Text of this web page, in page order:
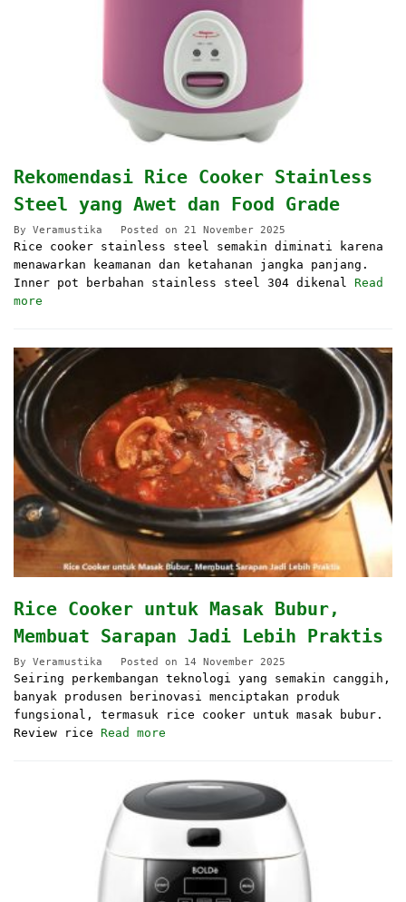
Rekomendasi Rice Cooker Stainless
Steel yang Awet dan Food Grade
By Veramustika Posted on 21 November 2025
Rice cooker stainless steel semakin diminati karena
menawarkan keamanan dan ketahanan jangka panjang.
Inner pot berbahan stainless steel 304 dikenal Read
more
Rice Cooker untuk Masak Bubur,
Membuat Sarapan Jadi Lebih Praktis
By Veramustika Posted on 14 November 2025
Seiring perkembangan teknologi yang semakin canggih,
banyak produsen berinovasi menciptakan produk
fungsional, termasuk rice cooker untuk masak bubur.
Review rice Read more